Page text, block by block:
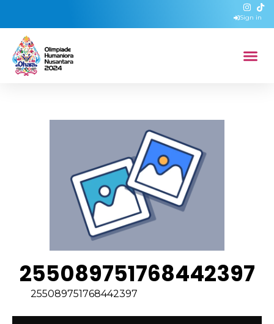
Sign in
255089751768442397
255089751768442397